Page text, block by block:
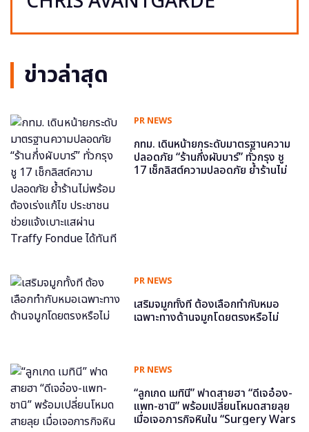
ข่าวล่าสุด
PR NEWS
กทม. เดินหน้ายกระดับมาตรฐานความ
ปลอดภัย “ร้านกึ่งผับบาร์” ทั่วกรุง ชู
17 เช็กลิสต์ความปลอดภัย ย้ำร้านไม่
PR NEWS
เสริมจมูกทั้งที ต้องเลือกทำกับหมอ
เฉพาะทางด้านจมูกโดยตรงหรือไม่
PR NEWS
“ลูกเกด เมทินี” ฟาดสายฮา “ดีเจอ๋อง-
แพท-ซานิ” พร้อมเปลี่ยนโหมดสายลุย
เมื่อเจอภารกิจหินใน “Surgery Wars